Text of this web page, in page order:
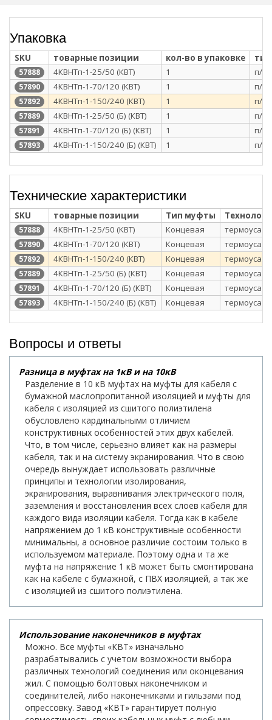
Упаковка
SKU товарные позиции кол-во в упаковке
57888 4КВНТп-1-25/50 (КВТ) 1 п/э
57890 4КВНТп-1-70/120 (КВТ) 1 п/э
57892 4КВНТп-1-150/240 (КВТ) 1 п/э
57889 4КВНТп-1-25/50 (Б) (КВТ) 1 п/э
57891 4КВНТп-1-70/120 (Б) (КВТ) 1 п/э
57893 4КВНТп-1-150/240 (Б) (КВТ) 1 п/э
Технические характеристики
SKU товарные позиции Тип муфты
57888 4КВНТп-1-25/50 (КВТ) Концевая
57890 4КВНТп-1-70/120 (КВТ) Концевая
57892 4КВНТп-1-150/240 (КВТ) Концевая
57889 4КВНТп-1-25/50 (Б) (КВТ) Концевая
57891 4КВНТп-1-70/120 (Б) (КВТ) Концевая
57893 4КВНТп-1-150/240 (Б) (КВТ) Концевая
Вопросы и ответы
Разница в муфтах на 1кВ и на 10кВ
Разделение в 10 кВ муфтах на муфты для кабеля с
бумажной маслопропитанной изоляцией и муфты для
кабеля с изоляцией из сшитого полиэтилена
обусловлено кардинальными отличием
конструктивных особенностей этих двух кабелей.
Что, в том числе, серьезно влияет как на размеры
кабеля, так и на систему экранирования. Что в свою
очередь вынуждает использовать различные
принципы и технологии изолирования,
экранирования, выравнивания электрического поля,
заземления и восстановления всех слоев кабеля для
каждого вида изоляции кабеля. Тогда как в кабеле
напряжением до 1 кВ конструктивные особенности
минимальны, а основное различие состоим только в
используемом материале. Поэтому одна и та же
муфта на напряжение 1 кВ может быть смонтирована
как на кабеле с бумажной, с ПВХ изоляцией, а так же
с изоляцией из сшитого полиэтилена.
Использование наконечников в муфтах
Можно. Все муфты «КВТ» изначально
разрабатывались с учетом возможности выбора
различных технологий соединения или оконцевания
жил. С помощью болтовых наконечником и
соединителей, либо наконечниками и гильзами под
опрессовку. Завод «КВТ» гарантирует полную